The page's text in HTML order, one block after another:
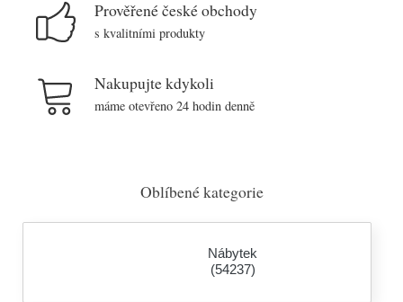
Prověřené české obchody
s kvalitními produkty
Nakupujte kdykoli
máme otevřeno 24 hodin denně
Oblíbené kategorie
Nábytek
(54237)